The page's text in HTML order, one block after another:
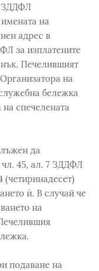
ЗДДФЛ
на
адрес в
за изплатените
Печелившият
на
бележка
спечелената
да
45, ал. 7 ЗДДФЛ
(четиринадесет)
ѝ. В случай че
на
подаване на